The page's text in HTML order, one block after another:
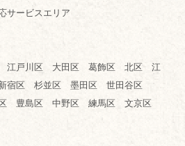
サービスエリア
江戸川区 大田区 葛飾区 北区 江
宿区 杉並区 墨田区 世田谷区
豊島区 中野区 練馬区 文京区